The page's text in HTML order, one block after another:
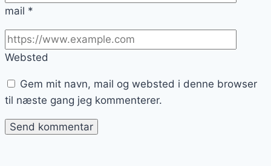
mail *
Websted
Gem mit navn, mail og websted i denne browser
til næste gang jeg kommenterer.